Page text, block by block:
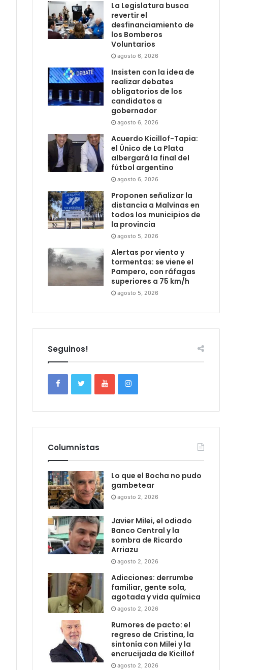
La Legislatura busca
revertir el
desfinanciamiento de
los Bomberos
Voluntarios
agosto 6, 2026
Insisten con la idea de
realizar debates
obligatorios de los
candidatos a
gobernador
agosto 6, 2026
Acuerdo Kicillof-Tapia:
el Único de La Plata
albergará la final del
fútbol argentino
agosto 6, 2026
Proponen señalizar la
distancia a Malvinas en
todos los municipios de
la provincia
agosto 5, 2026
Alertas por viento y
tormentas: se viene el
Pampero, con ráfagas
superiores a 75 km/h
agosto 5, 2026
Seguinos!
Columnistas
Lo que el Bocha no pudo
gambetear
agosto 2, 2026
Javier Milei, el odiado
Banco Central y la
sombra de Ricardo
Arriazu
agosto 2, 2026
Adicciones: derrumbe
familiar, gente sola,
agotada y vida química
agosto 2, 2026
Rumores de pacto: el
regreso de Cristina, la
sintonía con Milei y la
encrucijada de Kicillof
agosto 2, 2026